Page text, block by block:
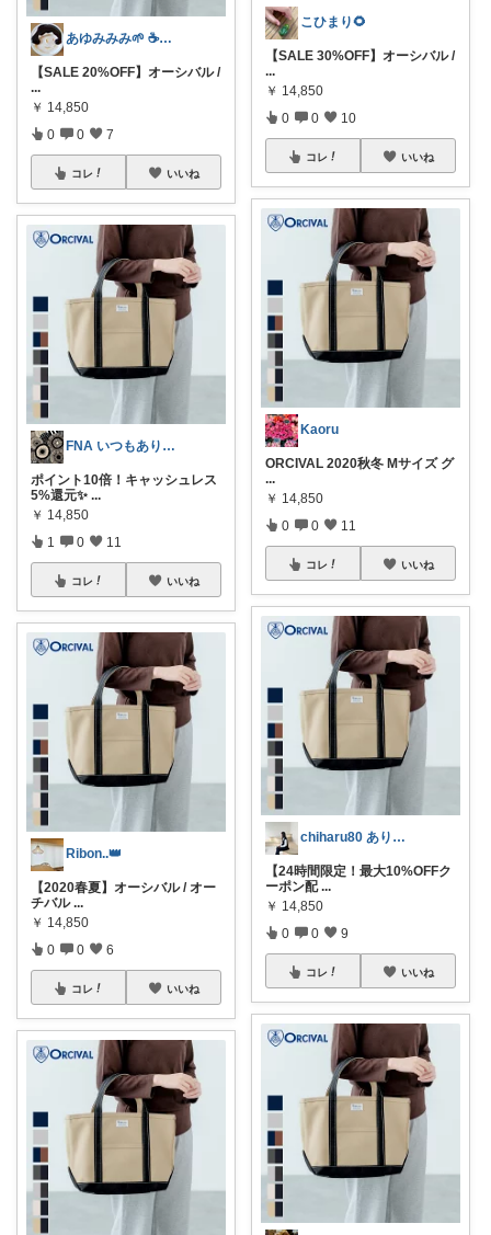
あゆみみみ🌱 ☕📔文房具とコーヒー
【SALE 20%OFF】オーシバル /
...
￥ 14,850
0 0 7
コレ いいね
FNA いつもありがとう🥰
ポイント10倍！キャッシュレス
5%還元✨ ...
￥ 14,850
1 0 11
コレ いいね
Ribon..👑
【2020春夏】オーシバル / オー
チバル ...
￥ 14,850
0 0 6
コレ いいね
こひまり🌻
【SALE 30%OFF】オーシバル /
...
￥ 14,850
0 0 10
コレ いいね
Kaoru
ORCIVAL 2020秋冬 Mサイズ グ
...
￥ 14,850
0 0 11
コレ いいね
chiharu80 ありがとうございます
【24時間限定！最大10%OFFク
ーポン配 ...
￥ 14,850
0 0 9
コレ いいね